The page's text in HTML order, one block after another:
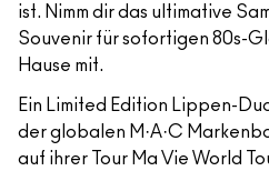
ist. Nimm dir das ultimative
Souvenir für sofortigen 80s-
Hause mit.
Ein Limited Edition Lippen-
der globalen M·A·C
auf ihrer Tour Ma Vie World